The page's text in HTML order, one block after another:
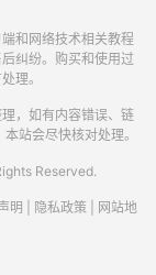
和网络技术相关教程
纠纷。购买和使用过
理。
，如有内容错误、链
站会尽快核对处理。
Reserved.
明 隐私政策
网站地